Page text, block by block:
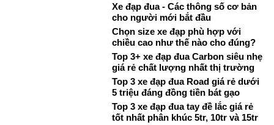
Xe đạp đua - Các thông số cơ bản
cho người mới bắt đầu
Chọn size xe đạp phù hợp với
chiều cao như thế nào cho đúng?
Top 3+ xe đạp đua Carbon siêu nhẹ
giá rẻ chất lượng nhất thị trường
Top 3 xe đạp đua Road giá rẻ dưới
5 triệu đáng đồng tiền bát gạo
Top 3 xe đạp đua tay đề lắc giá rẻ
tốt nhất phân khúc 5tr, 10tr và 15tr